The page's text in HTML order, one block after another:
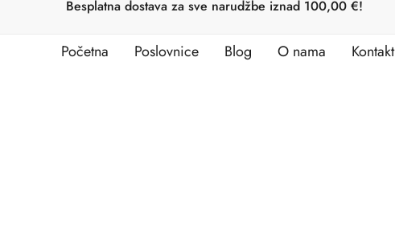
Besplatna dostava za sve narudžbe iznad 100,00 €!
Početna Poslovnice Blog O nama Kontakt